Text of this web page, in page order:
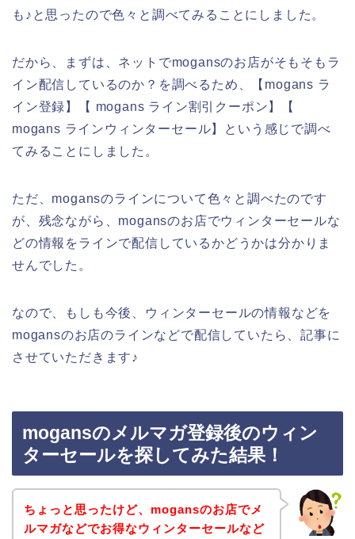
も♪と思ったので色々と調べてみることにしました。
だから、まずは、ネットでmogansのお店がそもそもラ
イン配信しているのか？を調べるため、【mogans ラ
イン登録】【 mogans ライン割引クーポン】【
mogans ラインウィンターセール】という感じで調べ
てみることにしました。
ただ、mogansのラインについて色々と調べたのです
が、残念ながら、mogansのお店でウィンターセールな
どの情報をラインで配信しているかどうかは分かりま
せんでした。
なので、もしも今後、ウィンターセールの情報などを
mogansのお店のラインなどで配信していたら、記事に
させていただきます♪
mogansのメルマガ登録後のウィン
ターセールを探してみた結果！
ちょっと思ったけど、mogansのお店でメ
ルマガなどでお得なウィンターセールなど